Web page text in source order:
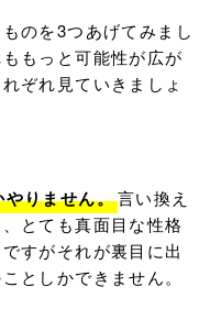
のを3つあげてみまし
もっと可能性が広が
ぞれ見ていきましょ
りません。言い換え
とても真面目な性格
すがそれが裏目に出
としかできません。